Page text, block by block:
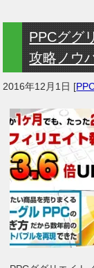
PPCググ
攻略ノ
2016年12月1日 [